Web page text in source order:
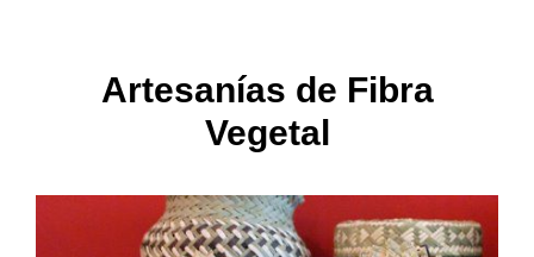
Artesanías de Fibra
Vegetal